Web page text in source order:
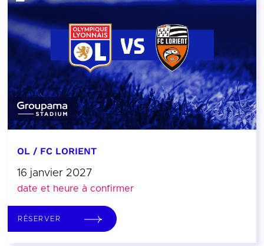
OL / FC LORIENT
16 janvier 2027
date et heure à confirmer
RÉSERVER